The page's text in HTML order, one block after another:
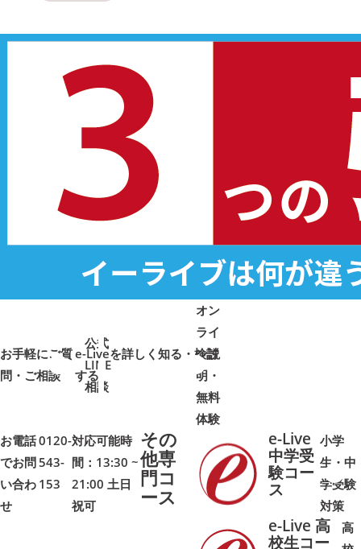
公式
LINE
相談
お手軽にご質
問・ご相談➜ ➜
オン
ライ
ン説
明・
無料
体験
e-Liveを詳しく知る・検討
する
➜➜
お電話
でお問
い合わ
せ
0120-
543-
153
対応可能時
間：13:30 ~
21:00 土日
祝可
その
他専
門コ
ース
e-Live
中学受
験コー
ス
小学
生・中
学受験
対策
➜➜
e-Live 高
校生コー
高